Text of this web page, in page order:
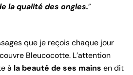
la qualité des ongles.”
que je reçois chaque jour
Bleucocotte. L’attention
à la beauté de ses mains en dit